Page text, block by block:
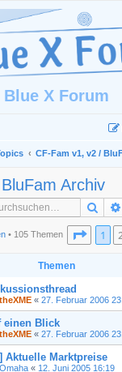
Blue X Forum
CF-Fam v1, v2 /
Archiv
Suche
• 105 Themen Seite 1
1
Themen
theXME « 27. Februar 2006
einen Blick
theXME « 27. Februar 2006
Aktuelle Marktpreise
Omaha « 12. Juni 2005 16:19